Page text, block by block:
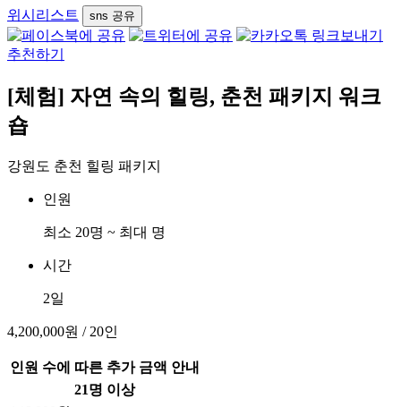
위시리스트 sns 공유
추천하기
[체험] 자연 속의 힐링, 춘천 패키지 워크
숍
강원도 춘천 힐링 패키지
인원
최소 20명 ~ 최대 명
시간
2일
4,200,000원 / 20인
인원 수에 따른 추가 금액 안내
21명 이상